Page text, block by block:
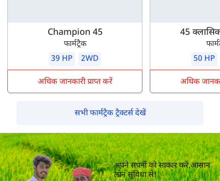
Champion 45
फार्मट्रैक
39 HP
2WD
अधिक जानकारी प्राप्त करें
45
50 HP
अधिक
सभी फार्मट्रैक ट्रैक्टर्स देखें
अपने सपनों को साकार करें,आसान
लोन सुविधा से!